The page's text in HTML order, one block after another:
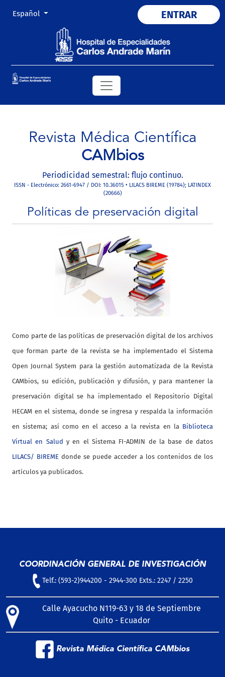
Cambiar el idioma. El actual es:
Español ENTRAR
Revista Médica Científica
CAMbios
Periodicidad semestral: flujo continuo.
ISSN - Electrónico: 2661-6947 / DOI: 10.36015 • LILACS BIREME (19784); LATINDEX
(20666)
Políticas de preservación digital
Como parte de las políticas de preservación digital de los archivos
que forman parte de la revista se ha implementado el Sistema
Open Journal System para la gestión automatizada de la Revista
CAMbios, su edición, publicación y difusión, y para mantener la
preservación digital se ha implementado el Repositorio Digital
HECAM en el sistema, donde se ingresa y respalda la información
en sistema; así como en el acceso a la revista en la Biblioteca
Virtual en Salud y en el Sistema FI-ADMIN de la base de datos
LILACS/ BIREME donde se puede acceder a los contenidos de los
artículos ya publicados.
COORDINACIÓN GENERAL DE INVESTIGACIÓN
Telf.: (593-2)944200 - 2944-300 Exts.: 2247 / 2250
Calle Ayacucho N119-63 y 18 de Septiembre
Quito - Ecuador
Revista Médica Científica CAMbios